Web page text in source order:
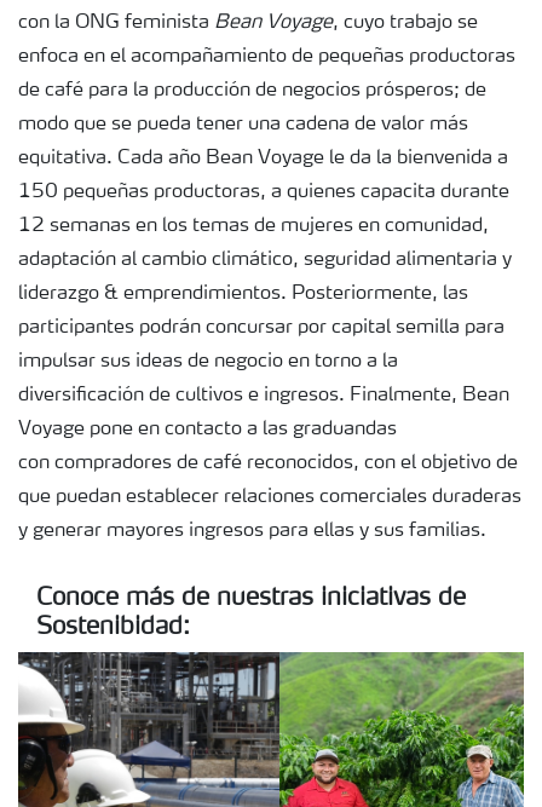
con la ONG feminista Bean Voyage, cuyo trabajo se
enfoca en el acompañamiento de pequeñas productoras
de café para la producción de negocios prósperos; de
modo que se pueda tener una cadena de valor más
equitativa. Cada año Bean Voyage le da la bienvenida a
150 pequeñas productoras, a quienes capacita durante
12 semanas en los temas de mujeres en comunidad,
adaptación al cambio climático, seguridad alimentaria y
liderazgo & emprendimientos. Posteriormente, las
participantes podrán concursar por capital semilla para
impulsar sus ideas de negocio en torno a la
diversificación de cultivos e ingresos. Finalmente, Bean
Voyage pone en contacto a las graduandas
con compradores de café reconocidos, con el objetivo de
que puedan establecer relaciones comerciales duraderas
y generar mayores ingresos para ellas y sus familias.
Conoce más de nuestras iniciativas de
Sostenibidad: